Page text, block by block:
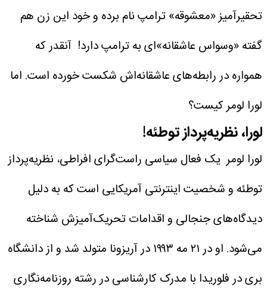
تحقیرآمیز «معشوقه» ترامپ نام برده و خود این زن هم
گفته «وسواس عاشقانه»‌ای به ترامپ دارد! آنقدر که
همواره در رابطه‌های عاشقانه‌اش شکست خورده است. اما
لورا لومر کیست؟
لورا، نظریه‌پرداز توطئه!
لورا لومر یک فعال سیاسی راست‌گرای افراطی، نظریه‌پرداز
توطئه و شخصیت اینترنتی آمریکایی است که به دلیل
دیدگاه‌های جنجالی و اقدامات تحریک‌آمیزش شناخته
می‌شود. او در ۲۱ مه ۱۹۹۳ در آریزونا متولد شد و از دانشگاه
بری در فلوریدا با مدرک کارشناسی در رشته روزنامه‌نگاری